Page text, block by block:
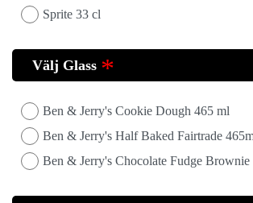
Sprite 33 cl
Välj Glass
Ben & Jerry's Cookie Dough 465 ml
Ben & Jerry's Half Baked Fairtrade
Ben & Jerry's Chocolate Fudge Brownie